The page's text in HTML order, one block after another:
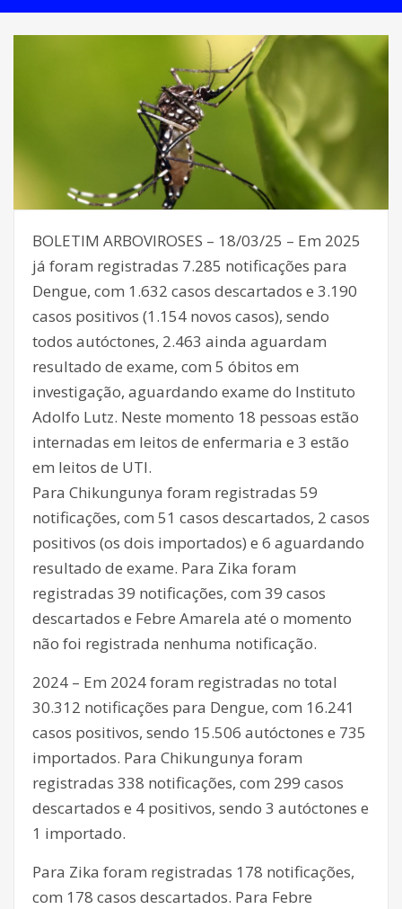
BOLETIM ARBOVIROSES – 18/03/25 – Em 2025
já foram registradas 7.285 notificações para
Dengue, com 1.632 casos descartados e 3.190
casos positivos (1.154 novos casos), sendo
todos autóctones, 2.463 ainda aguardam
resultado de exame, com 5 óbitos em
investigação, aguardando exame do Instituto
Adolfo Lutz. Neste momento 18 pessoas estão
internadas em leitos de enfermaria e 3 estão
em leitos de UTI.
Para Chikungunya foram registradas 59
notificações, com 51 casos descartados, 2 casos
positivos (os dois importados) e 6 aguardando
resultado de exame. Para Zika foram
registradas 39 notificações, com 39 casos
descartados e Febre Amarela até o momento
não foi registrada nenhuma notificação.
2024 – Em 2024 foram registradas no total
30.312 notificações para Dengue, com 16.241
casos positivos, sendo 15.506 autóctones e 735
importados. Para Chikungunya foram
registradas 338 notificações, com 299 casos
descartados e 4 positivos, sendo 3 autóctones e
1 importado.
Para Zika foram registradas 178 notificações,
com 178 casos descartados. Para Febre